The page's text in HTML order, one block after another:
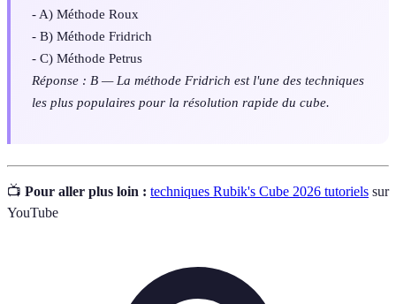
- A) Méthode Roux
- B) Méthode Fridrich
- C) Méthode Petrus
Réponse : B — La méthode Fridrich est l'une des techniques
les plus populaires pour la résolution rapide du cube.
📺 Pour aller plus loin : techniques Rubik's Cube 2026 tutoriels sur
YouTube